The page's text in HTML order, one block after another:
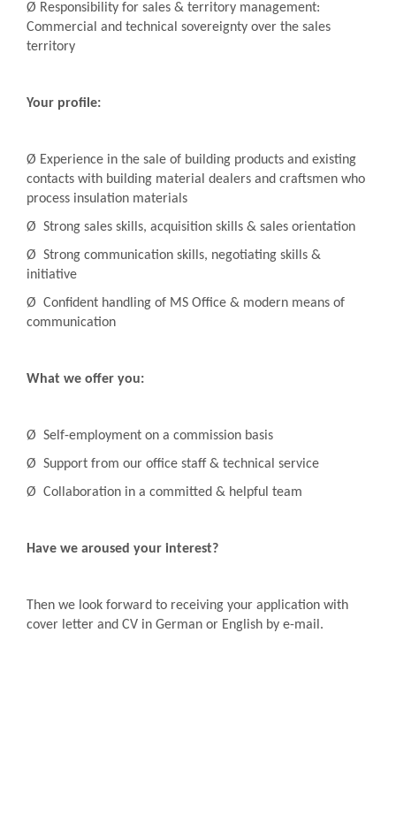
Ø Responsibility for sales & territory management:
Commercial and technical sovereignty over the sales
territory
Your profile:
Ø Experience in the sale of building products and existing
contacts with building material dealers and craftsmen who
process insulation materials
Ø Strong sales skills, acquisition skills & sales orientation
Ø Strong communication skills, negotiating skills &
initiative
Ø Confident handling of MS Office & modern means of
communication
What we offer you:
Ø Self-employment on a commission basis
Ø Support from our office staff & technical service
Ø Collaboration in a committed & helpful team
Have we aroused your interest?
Then we look forward to receiving your application with
cover letter and CV in German or English by e-mail.